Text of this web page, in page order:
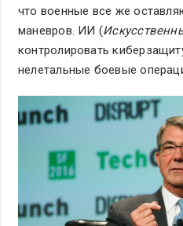
что военные все же
маневров. ИИ (
контролировать
нелетальные боевые